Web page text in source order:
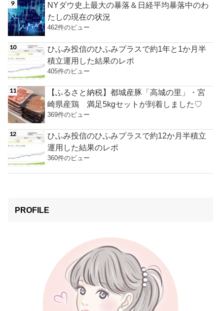
NYダウ史上最大の暴落＆日経平均暴落中のわ
たしの現在の状況
462件のビュー
ひふみ投信のひふみプラスで約1年と1か月半
積立運用した結果のレポ
405件のビュー
【ふるさと納税】都城産豚「高城の里」・宮
崎県産鶏 満足5kgセットが到着しました♡
369件のビュー
ひふみ投信のひふみプラスで約12か月半積立
運用した結果のレポ
360件のビュー
PROFILE